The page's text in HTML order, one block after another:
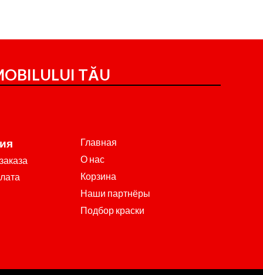
TĂU
Главная
О нас
Корзина
Наши партнёры
Подбор краски